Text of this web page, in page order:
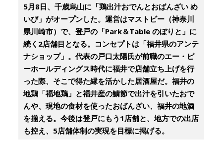
5月8日、千歳烏山に「鶏出汁おでんとおばんざい め
いび」がオープンした。運営はマストビー（神奈川
県川崎市）で、登戸の「Park＆Table のぼりと」に
続く2店舗目となる。コンセプトは「福井県のアンテ
ナショップ」。代表の戸口太陽氏が前職のエー・ピ
ーホールディングス時代に福井で店舗立ち上げを行
った際、そこで得た縁を活かした居酒屋だ。福井の
地鶏「福地鶏」と福井産の鯖節で出汁を引いたおで
んや、現地の食材を使ったおばんざい、福井の地酒
を揃える。今後は登戸にもう1店舗と、地方での出店
も控え、5店舗体制の実現を目標に掲げる。